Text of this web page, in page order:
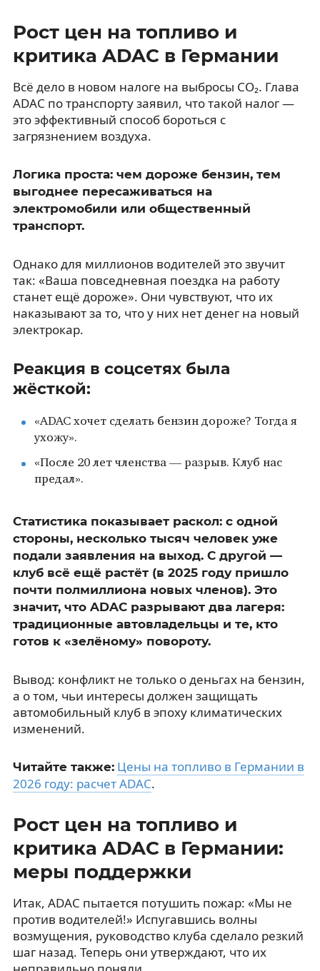
Рост цен на топливо и
критика ADAC в Германии
Всё дело в новом налоге на выбросы CO₂. Глава
ADAC по транспорту заявил, что такой налог —
это эффективный способ бороться с
загрязнением воздуха.
Логика проста: чем дороже бензин, тем
выгоднее пересаживаться на
электромобили или общественный
транспорт.
Однако для миллионов водителей это звучит
так: «Ваша повседневная поездка на работу
станет ещё дороже». Они чувствуют, что их
наказывают за то, что у них нет денег на новый
электрокар.
Реакция в соцсетях была
жёсткой:
«ADAC хочет сделать бензин дороже? Тогда я
ухожу».
«После 20 лет членства — разрыв. Клуб нас
предал».
Статистика показывает раскол: с одной
стороны, несколько тысяч человек уже
подали заявления на выход. С другой —
клуб всё ещё растёт (в 2025 году пришло
почти полмиллиона новых членов). Это
значит, что ADAC разрывают два лагеря:
традиционные автовладельцы и те, кто
готов к «зелёному» повороту.
Вывод: конфликт не только о деньгах на бензин,
а о том, чьи интересы должен защищать
автомобильный клуб в эпоху климатических
изменений.
Читайте также: Цены на топливо в Германии в
2026 году: расчет ADAC.
Рост цен на топливо и
критика ADAC в Германии:
меры поддержки
Итак, ADAC пытается потушить пожар: «Мы не
против водителей!» Испугавшись волны
возмущения, руководство клуба сделало резкий
шаг назад. Теперь они утверждают, что их